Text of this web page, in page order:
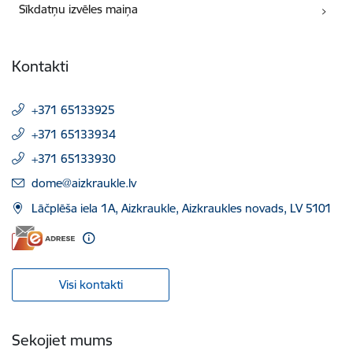
Sīkdatņu izvēles maiņa
Kontakti
+371 65133925
+371 65133934
+371 65133930
E-pasts:
dome@aizkraukle.lv
Lāčplēša iela 1A, Aizkraukle, Aizkraukles novads, LV 5101
Visi kontakti
Sekojiet mums